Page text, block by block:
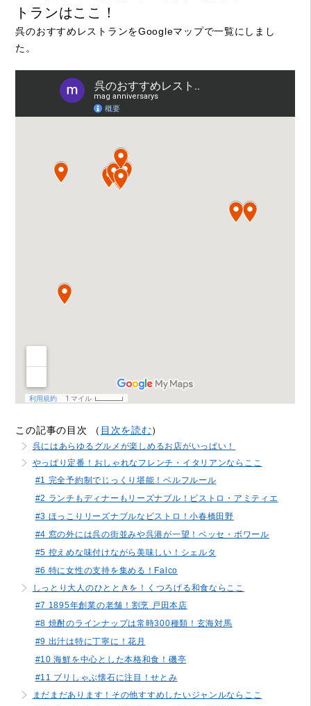
トランはここ！
呉のおすすめレストランをGoogleマップで一覧にしまし
た。
この記事の目次 （ 目次を読む）
呉にはあらゆるグルメが楽しめるお店がいっぱい！
やっぱり定番！おしゃれなフレンチ・イタリアンならここ
#1 完全予約制でじっくり堪能！ベルフルール
#2 ランチもディナーもリーズナブル！ビストロ・アミティエ
#3 ほっこりリーズナブルなビストロ！小春橋田野
#4 窓の外には呉の街並みや呉港が一望！ベッセ・ボワール
#5 控えめな味付けながら美味しい！シェルタ
#6 特に女性の支持を集める！Falco
しっとり大人のひとときを！くつろげる和食ならここ
#7 1895年創業の老舗！割烹 戸田本店
#8 焼酎のラインナップは常時300種類！玄海対馬
#9 出汁は特に丁寧に！花月
#10 海鮮を中心とした本格和食！磯亭
#11 ブリしゃぶ懐石に注目！せとみ
まだまだあります！その他すすめしたいジャンルならここ